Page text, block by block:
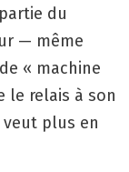
du
— même
« machine
le relais à son
veut plus en